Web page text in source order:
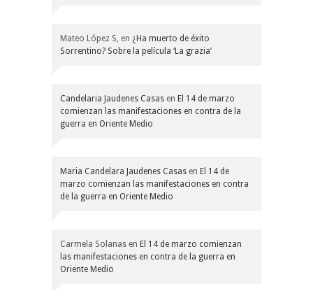
Mateo López S, en ¿Ha muerto de éxito
Sorrentino? Sobre la película ‘La grazia’
Candelaria Jaudenes Casas en El 14 de marzo
comienzan las manifestaciones en contra de la
guerra en Oriente Medio
Maria Candelara Jaudenes Casas en El 14 de
marzo comienzan las manifestaciones en contra
de la guerra en Oriente Medio
Carmela Solanas en El 14 de marzo comienzan
las manifestaciones en contra de la guerra en
Oriente Medio